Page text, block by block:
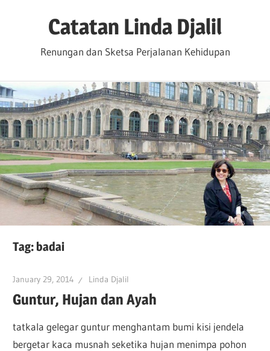
Catatan Linda Djalil
Renungan dan Sketsa Perjalanan Kehidupan
Tag: badai
January 29, 2014 Linda Djalil
Guntur, Hujan dan Ayah
tatkala gelegar guntur menghantam bumi kisi jendela
bergetar kaca musnah seketika hujan menimpa pohon